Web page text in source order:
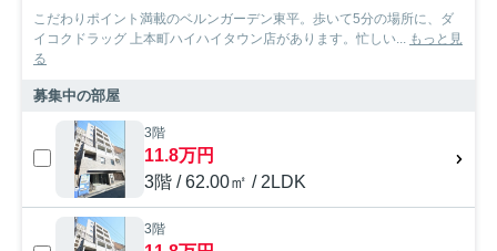
こだわりポイント満載のベルンガーデン東平。歩いて5分の場所に、ダ
イコクドラッグ 上本町ハイハイタウン店があります。忙しい...
もっと見
る
募集中の部屋
3階
11.8万円
3階 / 62.00㎡ / 2LDK
3階